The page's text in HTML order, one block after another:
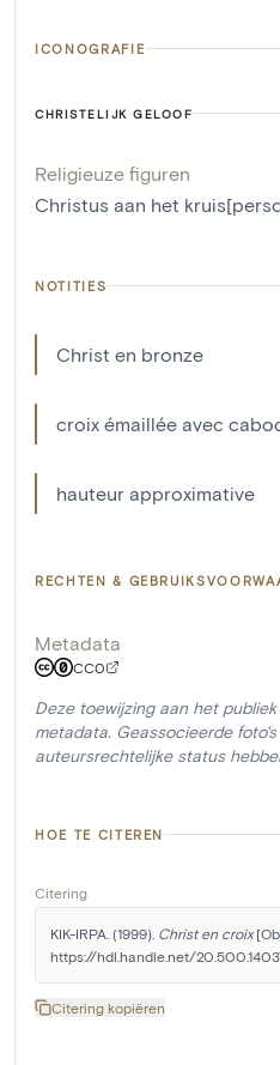
ICONOGRAFIE
CHRISTELIJK GELOOF
Religieuze figuren
Christus aan het
NOTITIES
Christ en bronze
croix émaillée avec
hauteur approximative
RECHTEN &
Metadata
CC0
Deze toewijzing aan het
metadata. Geassocieerde
auteursrechtelijke status
HOE TE CITEREN
Citering
KIK-IRPA. (1999). Christ en croix
https://hdl.handle.net/
Citering kopiëren